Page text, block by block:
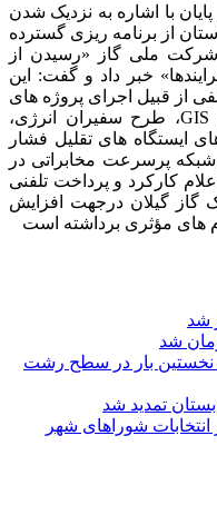
با اشاره به نزدیک شدن
از برنامه ریزی گسترده
ملی گاز «رسیدن از
خبر داد و گفت: این
از قبیل اجرای پروژه های
قرائت و چاپ همزمان صورتحساب، GIS، طرح سفیران انرژی،
های تقلیل فشار
شبکه پرسرعت مخابراتی در
کارکرد و پرداخت تلفنی
گاز گیلان درجهت افزایش
های مؤثری برداشته است
شد
نخستین بار در سطح رشت
تمدید شد
در انتخابات شوراهای شهر